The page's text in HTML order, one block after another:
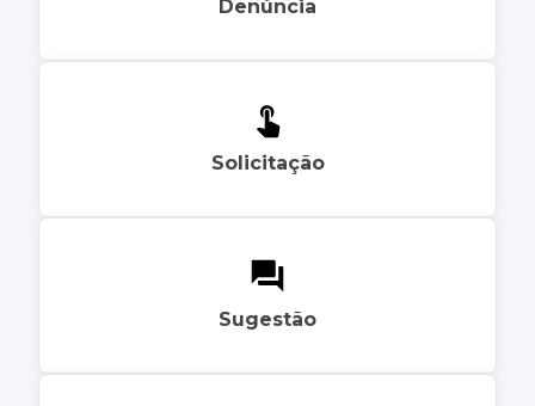
Denúncia
Solicitação
Sugestão